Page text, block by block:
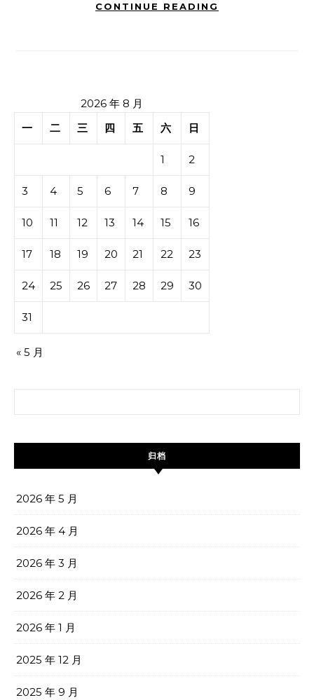
CONTINUE READING
2026 年 8 月
一
二 三 四 五 六 日
1 2
3 4 5 6 7 8 9
10 11 12 13 14 15 16
17 18 19 20 21 22 23
24 25 26 27 28 29 30
31
« 5 月
归档
2026 年 5 月
2026 年 4 月
2026 年 3 月
2026 年 2 月
2026 年 1 月
2025 年 12 月
2025 年 9 月